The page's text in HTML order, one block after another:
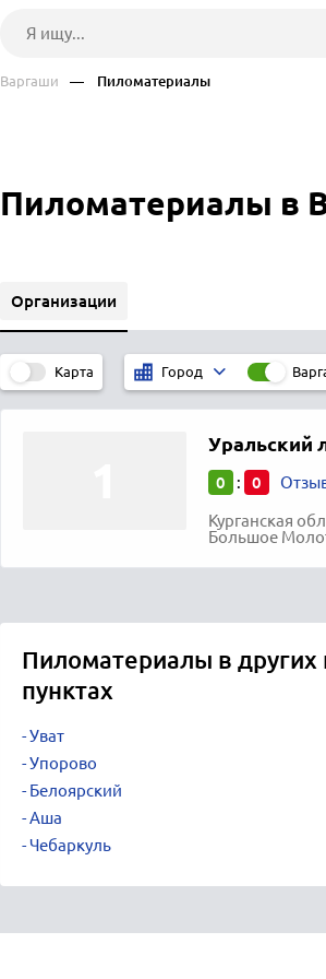
Варгаши — Пиломатериалы
Пиломатериалы в
Организации
Карта Город
Уральский
0 : 0
Курганская
Большое
Пиломатериалы в других
пунктах
Уват
Упорово
Белоярский
Аша
Чебаркуль